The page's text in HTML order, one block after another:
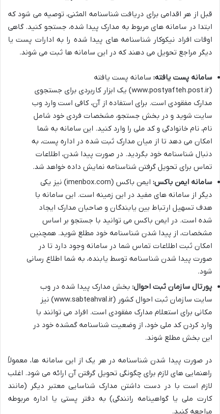
قبل از هر اقدامی برای دریافت شناسنامه المثنی، توصیه می شود که
ابتدا در سامانه های مربوط به مدارک پیدا شده، جستجو کنید. گاهی
اوقات افراد نیکوکار شناسنامه های پیدا شده را به ادارات پست یا
دیگر مراجع تحویل می دهند که در این سامانه ها ثبت می شوند.
سامانه پست یافته: سامانه پست یافته
(www.postyafteh.post.ir) یک ابزار کاربردی برای جستجوی
مدارک مفقودی است. برای استفاده از آن، کافی است وارد وب
سایت شوید و در بخش جستجو، مشخصات فردی خود شامل
نام، نام خانوادگی و کد ملی را وارد کنید. این سامانه به شما
امکان می دهد تا از میان مدارک ثبت شده در اداره پست، به
دنبال شناسنامه خود بگردید. در صورت پیدا شدن، اطلاعات
تماس برای تحویل گرفتن شناسنامه نمایش داده خواهد شد.
سامانه ایمن باکس:
ایمن باکس (imenbox.com) نیز یکی
دیگر از سامانه های مفید در این زمینه است. این سامانه با
هدف تسهیل ارتباط بین یابندگان و صاحبان مدارک ایجاد
شده است. در ایمن باکس می توانید با جستجو بر اساس
مشخصات، از پیدا شدن شناسنامه خود مطلع شوید. همچنین
امکان ثبت اطلاعات تماس شما در سامانه وجود دارد تا در
صورت پیدا شدن شناسنامه توسط یابنده، به شما اطلاع رسانی
شود.
پورتال سازمان ثبت احوال: بخش مدارک پیدا شده در وب
سایت سازمان ثبت احوال کشور (www.sabteahval.ir) نیز
مکانی برای استعلام مدارک مفقودی است. افراد می توانند با
وارد کردن کد ملی خود، از وضعیت شناسنامه گمشده خود در
این بخش مطلع شوند.
در صورت پیدا شدن شناسنامه در هر یک از این سامانه ها، معمولاً
راهنمایی های لازم برای چگونگی تحویل گرفتن آن ارائه می شود. اغلب
لازم است با در دست داشتن مدارک شناسایی معتبر دیگر (مانند
کارت ملی یا گواهینامه رانندگی) به دفتر پستی یا اداره مربوطه
مراجعه کنید.